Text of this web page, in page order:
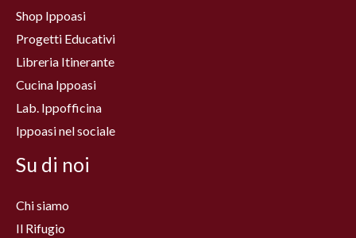
Shop Ippoasi
Progetti Educativi
Libreria Itinerante
Cucina Ippoasi
Lab. Ippofficina
Ippoasi nel sociale
Su di noi
Chi siamo
Il Rifugio